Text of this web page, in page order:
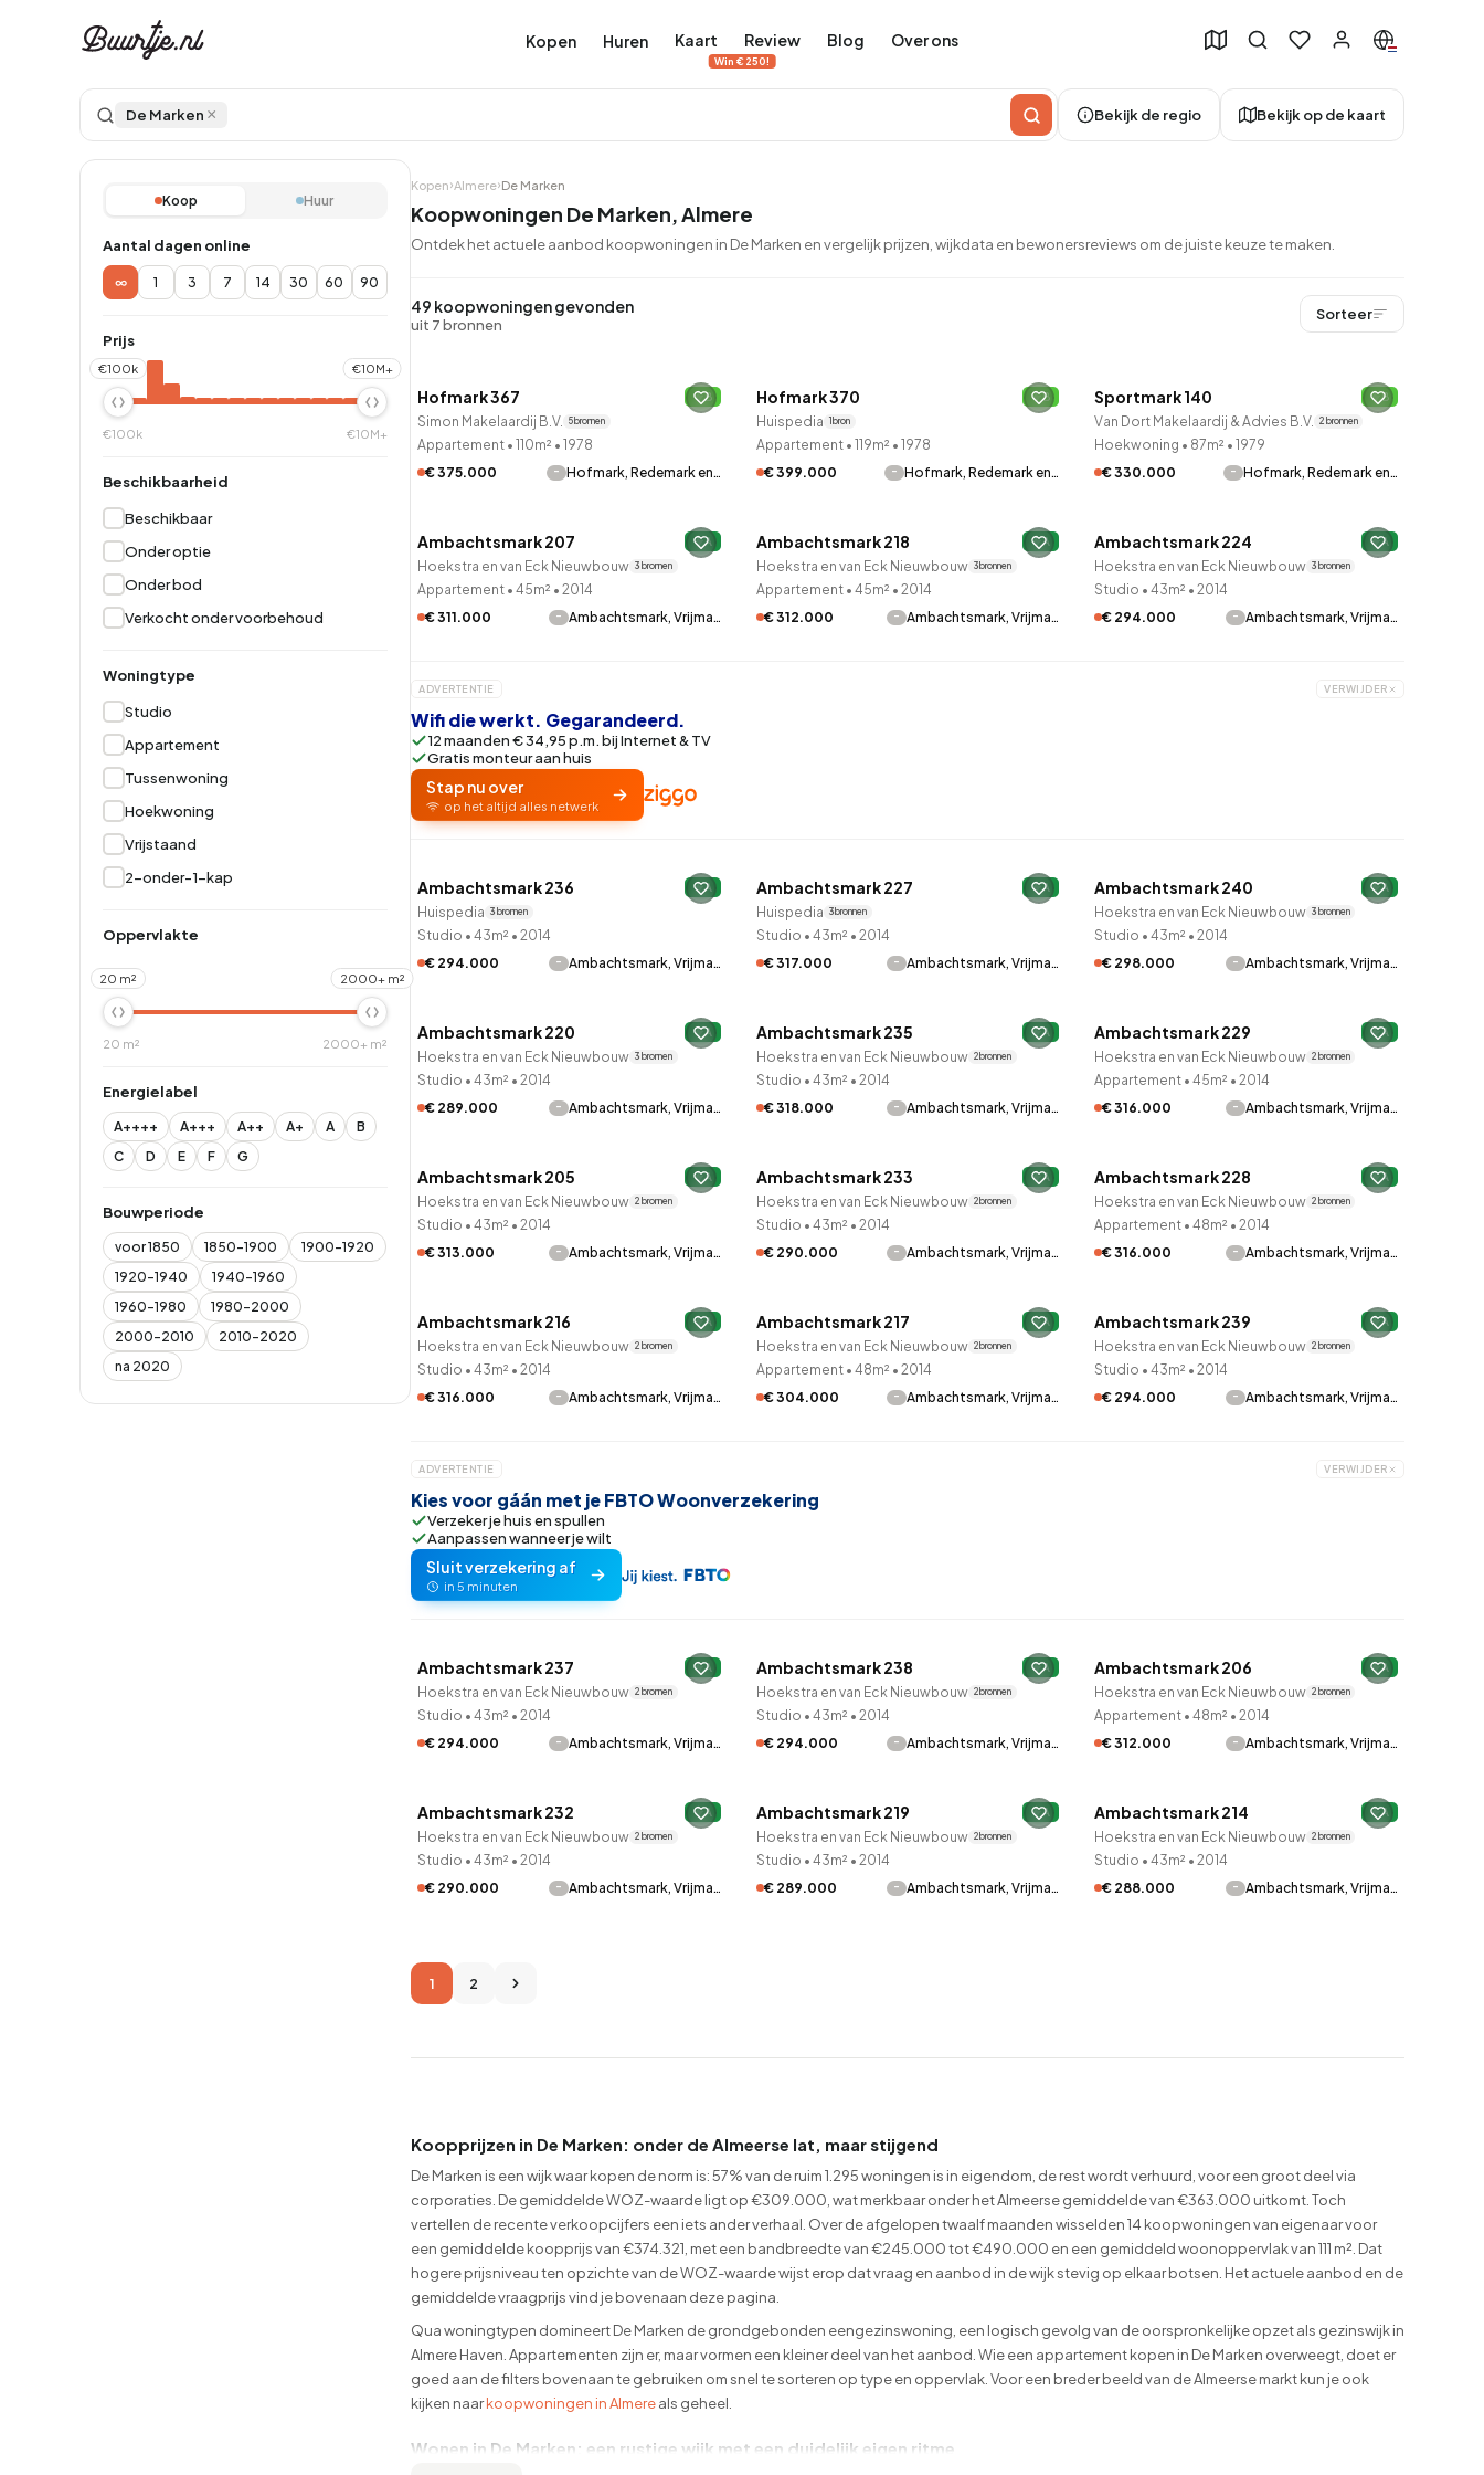
Kopen
Ontdek Amsterdam
Grachtengordel, Jordaan, De Pijp en meer
Appartementen
456
Studio's Tussenwoning
Hoekwoning 2-onder-1-kap Vrijstaand
Huren
Ontdek Amsterdam
Grachtengordel, Jordaan, De Pijp en meer
Appartementen Tussenwoning
Hoekwoning Kamers
Kaart Review
Win €250!
Blog Over ons
De Marken × Bekijk de regio Bekijk op de kaart
Koop Huur
Aantal dagen online
∞ 1 3 7 14 30 60 90
Prijs
€100k €10M+
€100k €10M+
Beschikbaarheid
Beschikbaar
Onder optie
Onder bod
Verkocht onder voorbehoud
Woningtype
Studio
Appartement
Tussenwoning
Hoekwoning
Vrijstaand
2-onder-1-kap
Oppervlakte
20 m² 2000+ m²
20 m² 2000+ m²
Energielabel
A++++ A+++ A++ A+ A
B
C
D E F G
Bouwperiode
voor 1850 1850-1900
1900-1920
1920-1940
1940-1960
1960-1980
1980-2000
2000-2010
2010-2020
na 2020
Kopen Almere De Marken
Koopwoningen De Marken, Almere
Ontdek het actuele aanbod koopwoningen in De Marken en vergelijk prijzen, wijkdata en bewonersreviews om de juiste keuze te maken.
49 koopwoningen gevonden
uit 7 bronnen
Sorteer
9 uur geleden ontdekt
Hofmark 367 B
Simon Makelaardij B.V. 5 bronnen
Appartement • 110m² • 1978
€ 375.000
- Hofmark, Redemark en…
Hofmark 370 B
Huispedia 1 bron
Appartement • 119m² • 1978
€ 399.000
- Hofmark, Redemark en…
Verkocht onder voorbehoud
Sportmark 140 B
Van Dort Makelaardij & Advies B.V. 2 bronnen
Hoekwoning • 87m² • 1979
€ 330.000
- Hofmark, Redemark en…
Ambachtsmark 207 A
Hoekstra en van Eck Nieuwbouw 3 bronnen
Appartement • 45m² • 2014
€ 311.000
- Ambachtsmark, Vrijma…
Ambachtsmark 218 A
Hoekstra en van Eck Nieuwbouw 3 bronnen
Appartement • 45m² • 2014
€ 312.000
- Ambachtsmark, Vrijma…
Ambachtsmark 224 A
Hoekstra en van Eck Nieuwbouw 3 bronnen
Studio • 43m² • 2014
€ 294.000
- Ambachtsmark, Vrijma…
ADVERTENTIE VERWIJDER
Wifi die werkt. Gegarandeerd.
12 maanden € 34,95 p.m. bij Internet & TV
Gratis monteur aan huis
Stap nu over
op het altijd alles netwerk
Ambachtsmark 236 A
Huispedia 3 bronnen
Studio • 43m² • 2014
€ 294.000
- Ambachtsmark, Vrijma…
Ambachtsmark 227 A
Huispedia 3 bronnen
Studio • 43m² • 2014
€ 317.000
- Ambachtsmark, Vrijma…
Ambachtsmark 240 A
Hoekstra en van Eck Nieuwbouw 3 bronnen
Studio • 43m² • 2014
€ 298.000
- Ambachtsmark, Vrijma…
Ambachtsmark 220 A
Hoekstra en van Eck Nieuwbouw 3 bronnen
Studio • 43m² • 2014
€ 289.000
- Ambachtsmark, Vrijma…
Onder optie
Ambachtsmark 235 A
Hoekstra en van Eck Nieuwbouw 2 bronnen
Studio • 43m² • 2014
€ 318.000
- Ambachtsmark, Vrijma…
Onder optie
Ambachtsmark 229 A
Hoekstra en van Eck Nieuwbouw 2 bronnen
Appartement • 45m² • 2014
€ 316.000
- Ambachtsmark, Vrijma…
Onder optie
Ambachtsmark 205 A
Hoekstra en van Eck Nieuwbouw 2 bronnen
Studio • 43m² • 2014
€ 313.000
- Ambachtsmark, Vrijma…
Onder optie
Ambachtsmark 233 A
Hoekstra en van Eck Nieuwbouw 2 bronnen
Studio • 43m² • 2014
€ 290.000
- Ambachtsmark, Vrijma…
Verkocht onder voorbehoud
Ambachtsmark 228 A
Hoekstra en van Eck Nieuwbouw 2 bronnen
Appartement • 48m² • 2014
€ 316.000
- Ambachtsmark, Vrijma…
Onder optie
Ambachtsmark 216 A
Hoekstra en van Eck Nieuwbouw 2 bronnen
Studio • 43m² • 2014
€ 316.000
- Ambachtsmark, Vrijma…
Onder optie
Ambachtsmark 217 A
Hoekstra en van Eck Nieuwbouw 2 bronnen
Appartement • 48m² • 2014
€ 304.000
- Ambachtsmark, Vrijma…
Onder optie
Ambachtsmark 239 A
Hoekstra en van Eck Nieuwbouw 2 bronnen
Studio • 43m² • 2014
€ 294.000
- Ambachtsmark, Vrijma…
ADVERTENTIE VERWIJDER
Kies voor gáán met je FBTO Woonverzekering
Verzeker je huis en spullen
Aanpassen wanneer je wilt
Sluit verzekering af
in 5 minuten
Onder optie
Ambachtsmark 237 A
Hoekstra en van Eck Nieuwbouw 2 bronnen
Studio • 43m² • 2014
€ 294.000
- Ambachtsmark, Vrijma…
Onder optie
Ambachtsmark 238 A
Hoekstra en van Eck Nieuwbouw 2 bronnen
Studio • 43m² • 2014
€ 294.000
- Ambachtsmark, Vrijma…
Ambachtsmark 206 A
Hoekstra en van Eck Nieuwbouw 2 bronnen
Appartement • 48m² • 2014
€ 312.000
- Ambachtsmark, Vrijma…
Onder optie
Ambachtsmark 232 A
Hoekstra en van Eck Nieuwbouw 2 bronnen
Studio • 43m² • 2014
€ 290.000
- Ambachtsmark, Vrijma…
Onder optie
Ambachtsmark 219 A
Hoekstra en van Eck Nieuwbouw 2 bronnen
Studio • 43m² • 2014
€ 289.000
- Ambachtsmark, Vrijma…
Verkocht onder voorbehoud
Ambachtsmark 214 A
Hoekstra en van Eck Nieuwbouw 2 bronnen
Studio • 43m² • 2014
€ 288.000
- Ambachtsmark, Vrijma…
1 2
Koopprijzen in De Marken: onder de Almeerse lat, maar stijgend
De Marken is een wijk waar kopen de norm is: 57% van de ruim 1.295 woningen is in eigendom, de rest wordt verhuurd, voor een groot deel via
corporaties. De gemiddelde WOZ-waarde ligt op €309.000, wat merkbaar onder het Almeerse gemiddelde van €363.000 uitkomt. Toch
vertellen de recente verkoopcijfers een iets ander verhaal. Over de afgelopen twaalf maanden wisselden 14 koopwoningen van eigenaar voor
een gemiddelde koopprijs van €374.321, met een bandbreedte van €245.000 tot €490.000 en een gemiddeld woonoppervlak van 111 m². Dat
hogere prijsniveau ten opzichte van de WOZ-waarde wijst erop dat vraag en aanbod in de wijk stevig op elkaar botsen. Het actuele aanbod en de
gemiddelde vraagprijs vind je bovenaan deze pagina.
Qua woningtypen domineert De Marken de grondgebonden eengezinswoning, een logisch gevolg van de oorspronkelijke opzet als gezinswijk in
Almere Haven. Appartementen zijn er, maar vormen een kleiner deel van het aanbod. Wie een appartement kopen in De Marken overweegt, doet er
goed aan de filters bovenaan te gebruiken om snel te sorteren op type en oppervlak. Voor een breder beeld van de Almeerse markt kun je ook
kijken naarkoopwoningen in Almereals geheel.
Wonen in De Marken: een rustige wijk met een duidelijk eigen ritme